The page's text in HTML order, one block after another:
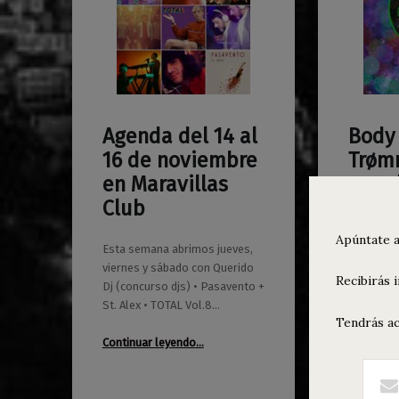
Agenda del 14 al
16 de noviembre
en Maravillas
Club
Esta semana abrimos jueves,
viernes y sábado con Querido
Dj (concurso djs) • Pasavento +
St. Alex • TOTAL Vol.8…
Continuar leyendo“Agenda del 14 al 16 de noviembre en Maravillas Club”
…
12/11/2019
0
Maravillas
pop
apertura
21:30h •
04/11/2019
0
Maravillas
Apúntate
Recibirás
Tendrás